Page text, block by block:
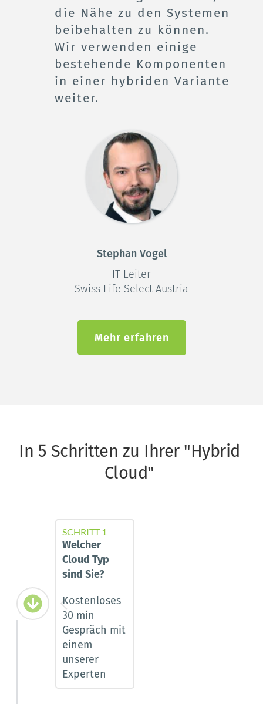
die Nähe zu den Systemen
beibehalten zu können.
Wir verwenden einige
bestehende Komponenten
in einer hybriden Variante
weiter.
Stephan Vogel
IT Leiter
Swiss Life Select Austria
Mehr erfahren
In 5 Schritten zu Ihrer "Hybrid
Cloud"
SCHRITT 1
Welcher
Cloud Typ
sind Sie?
Kostenloses
30 min
Gespräch mit
einem
unserer
Experten